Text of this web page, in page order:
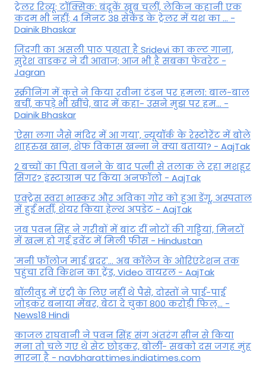
ट्रेलर रिव्यू: टॉक्सिक: बंदूकें खूब चलीं, लेकिन कहानी एक
कदम भी नहीं; 4 मिनट 38 सेकेंड के ट्रेलर में यश का ... -
Dainik Bhaskar
जिंदगी का असली पाठ पढ़ाता है Sridevi का कल्ट गाना,
सुरेश वाडकर ने दी आवाज; आज भी है सबका फेवरेट -
Jagran
स्क्रीनिंग में कुत्ते ने किया रवीना टंडन पर हमला: बाल-बाल
बचीं, कपड़े भी खींचे, बाद में कहा- उसने मुझ पर हम... -
Dainik Bhaskar
'ऐसा लगा जैसे मंदिर में आ गया', न्यूयॉर्क के रेस्टोरेंट में बोले
शाहरुख खान, शेफ विकास खन्ना ने क्या बताया? - AajTak
2 बच्चों का पिता बनने के बाद पत्नी से तलाक ले रहा मशहूर
सिंगर? इंस्टाग्राम पर किया अनफॉलो - AajTak
एक्ट्रेस स्वरा भास्कर और अविका गोर को हुआ डेंगू, अस्पताल
में हुईं भर्ती, शेयर किया हेल्थ अपडेट - AajTak
जब पवन सिंह ने गरीबों में बांट दीं नोटों की गड्डियां, मिनटों
में खत्म हो गई इवेंट में मिली फीस - Hindustan
'मनी फॉलोज माई ब्रदर'... अब कॉलेज के ओरिएंटेशन तक
पहुंचा रवि किशन का ट्रेंड, Video वायरल - AajTak
बॉलीवुड में एंट्री के लिए नहीं थे पैसे, दोस्तों ने पाई-पाई
जोड़कर बनाया मेंबर, बेटा दे चुका 800 करोड़ी फिल्... -
News18 Hindi
काजल राघवानी ने पवन सिंह संग अंतरंग सीन से किया
मना तो चले गए थे सेट छोड़कर, बोलीं- सबको दस जगह मुंह
मारना है - navbharattimes.indiatimes.com